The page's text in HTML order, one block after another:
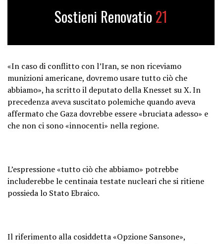
Sostieni Renovatio 21
«In caso di conflitto con l’Iran, se non riceviamo
munizioni americane, dovremo usare tutto ciò che
abbiamo», ha scritto il deputato della Knesset su X. In
precedenza aveva suscitato polemiche quando aveva
affermato che Gaza dovrebbe essere «bruciata adesso» e
che non ci sono «innocenti» nella regione.
L’espressione «tutto ciò che abbiamo» potrebbe
includerebbe le centinaia testate nucleari che si ritiene
possieda lo Stato Ebraico.
Il riferimento alla cosiddetta «Opzione Sansone»,